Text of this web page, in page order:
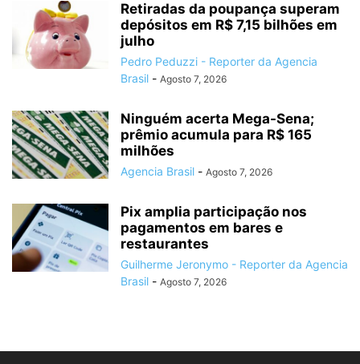
Retiradas da poupança superam
depósitos em R$ 7,15 bilhões em
julho
Pedro Peduzzi - Reporter da Agencia
Brasil - Agosto 7, 2026
Ninguém acerta Mega-Sena;
prêmio acumula para R$ 165
milhões
Agencia Brasil - Agosto 7, 2026
Pix amplia participação nos
pagamentos em bares e
restaurantes
Guilherme Jeronymo - Reporter da Agencia
Brasil - Agosto 7, 2026